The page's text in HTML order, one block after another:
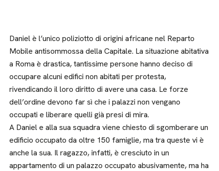
Daniel è l’unico poliziotto di origini africane nel Reparto
Mobile antisommossa della Capitale. La situazione abitativa
a Roma è drastica, tantissime persone hanno deciso di
occupare alcuni edifici non abitati per protesta,
rivendicando il loro diritto di avere una casa. Le forze
dell’ordine devono far sì che i palazzi non vengano
occupati e liberare quelli già presi di mira.
A Daniel e alla sua squadra viene chiesto di sgomberare un
edificio occupato da oltre 150 famiglie, ma tra queste vi è
anche la sua. Il ragazzo, infatti, è cresciuto in un
appartamento di un palazzo occupato abusivamente, ma ha